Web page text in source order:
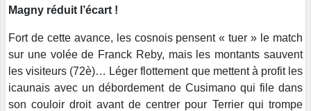
Magny réduit l’écart !
Fort de cette avance, les cosnois pensent « tuer » le match
sur une volée de Franck Reby, mais les montants sauvent
les visiteurs (72è)… Léger flottement que mettent à profit les
icaunais avec un débordement de Cusimano qui file dans
son couloir droit avant de centrer pour Terrier qui trompe